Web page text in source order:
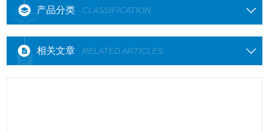
产品分类 CLASSIFICATION
相关文章 RELATED ARTICLES